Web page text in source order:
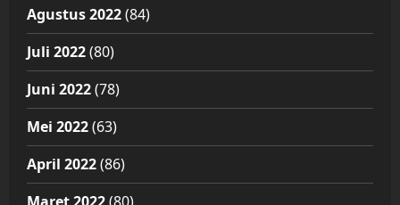
Agustus 2022(84)
Juli 2022(80)
Juni 2022(78)
Mei 2022(63)
April 2022(86)